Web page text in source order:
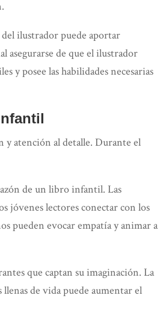
ilustrador puede aportar
asegurarse de que el ilustrador
y posee las habilidades necesarias
atención al detalle. Durante el
de un libro infantil. Las
jóvenes lectores conectar con los
pueden evocar empatía y animar a
que captan su imaginación. La
de vida puede aumentar el